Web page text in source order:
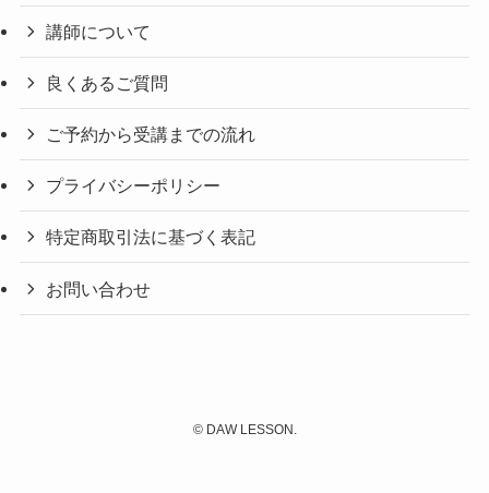
講師について
良くあるご質問
ご予約から受講までの流れ
プライバシーポリシー
特定商取引法に基づく表記
お問い合わせ
©DAW LESSON.